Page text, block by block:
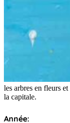
les arbres en fleurs
la capitale.
Année: